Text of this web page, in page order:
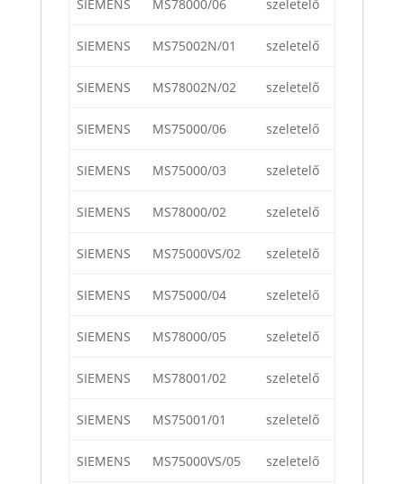
SIEMENS MS78000/06 szeletelő
SIEMENS MS75002N/01 szeletelő
SIEMENS MS78002N/02 szeletelő
SIEMENS MS75000/06 szeletelő
SIEMENS MS75000/03 szeletelő
SIEMENS MS78000/02 szeletelő
SIEMENS MS75000VS/02 szeletelő
SIEMENS MS75000/04 szeletelő
SIEMENS MS78000/05 szeletelő
SIEMENS MS78001/02 szeletelő
SIEMENS MS75001/01 szeletelő
SIEMENS MS75000VS/05 szeletelő